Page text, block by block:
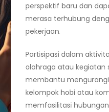
perspektif baru dan
merasa terhubung
pekerjaan.
Partisipasi dalam
olahraga atau kegiatan
membantu mengurangi
kelompok hobi atau
memfasilitasi